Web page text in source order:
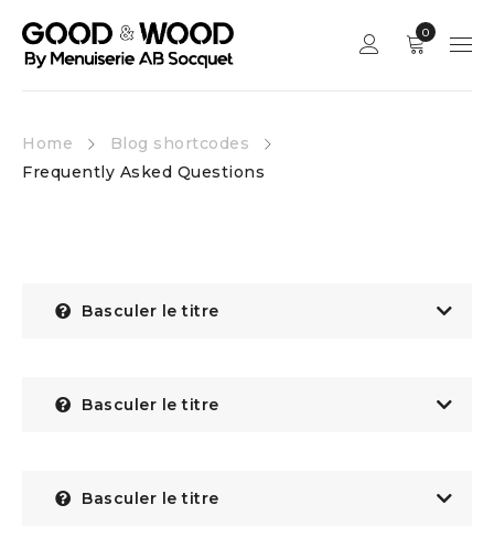
0
Home
Blog shortcodes
Frequently Asked Questions
Basculer le titre
Basculer le titre
Basculer le titre